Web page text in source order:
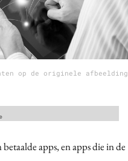
op de originele afbeelding
apps, en apps die in de